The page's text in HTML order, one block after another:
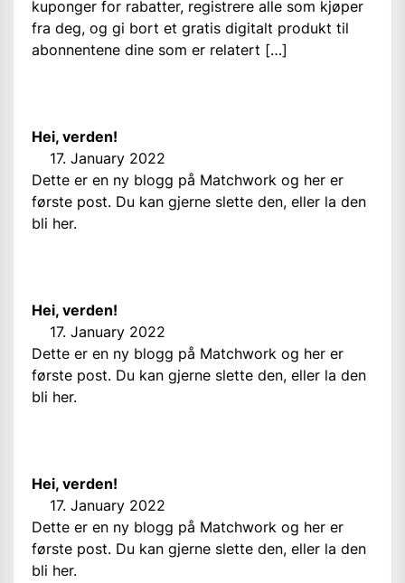
kuponger for rabatter, registrere alle som kjøper
fra deg, og gi bort et gratis digitalt produkt til
abonnentene dine som er relatert […]
Hei, verden!
17. January 2022
Dette er en ny blogg på Matchwork og her er
første post. Du kan gjerne slette den, eller la den
bli her.
Hei, verden!
17. January 2022
Dette er en ny blogg på Matchwork og her er
første post. Du kan gjerne slette den, eller la den
bli her.
Hei, verden!
17. January 2022
Dette er en ny blogg på Matchwork og her er
første post. Du kan gjerne slette den, eller la den
bli her.